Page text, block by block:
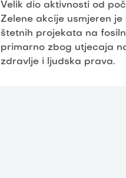
Velik dio aktivnosti od
Zelene akcije usmjeren
štetnih projekata na
primarno zbog utjecaja
zdravlje i ljudska prava.